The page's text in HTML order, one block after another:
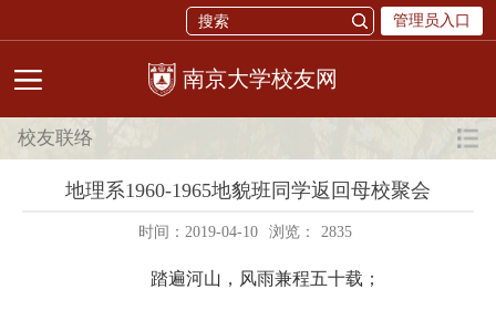
管理员入口
校友网
校友联络
地理系1960-1965地貌班同学返回母校聚会
时间：2019-04-10 浏览： 2835
踏遍河山，风雨兼程五十载；